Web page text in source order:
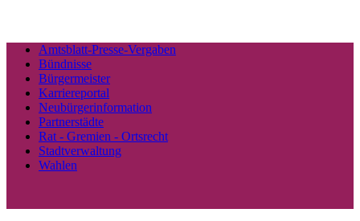
Amtsblatt-Presse-Vergaben
Bündnisse
Bürgermeister
Karriereportal
Neubürgerinformation
Partnerstädte
Rat - Gremien - Ortsrecht
Stadtverwaltung
Wahlen